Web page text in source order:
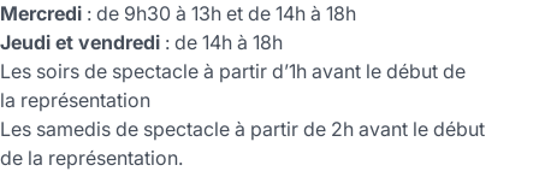
Mercredi : de 9h30 à 13h et de 14h à 18h
Jeudi et vendredi : de 14h à 18h
Les soirs de spectacle à partir d’1h avant le début de
la représentation
Les samedis de spectacle à partir de 2h avant le début
de la représentation.